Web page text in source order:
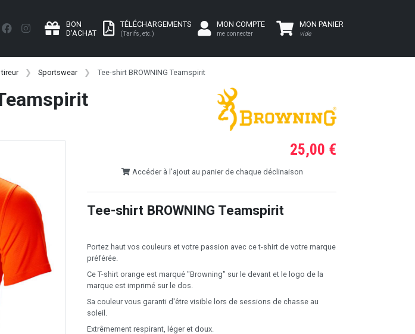
BON
D'ACHAT
TÉLÉCHARGEMENTS
(Tarifs, etc.)
MON COMPTE
me connecter
MON PANIER
vide
Sportswear Tee-shirt BROWNING Teamspirit
25,00 €
Accéder à l'ajout au panier de chaque déclinaison
Tee-shirt BROWNING Teamspirit
Portez haut vos couleurs et votre passion avec ce t-shirt de votre marque
préférée.
Ce T-shirt orange est marqué "Browning" sur le devant et le logo de la
marque est imprimé sur le dos.
Sa couleur vous garanti d'être visible lors de sessions de chasse au
soleil.
Extrêmement respirant, léger et doux.